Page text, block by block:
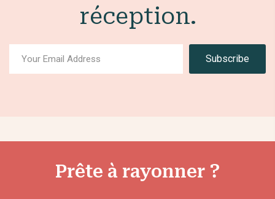
réception.
Prête à rayonner ?